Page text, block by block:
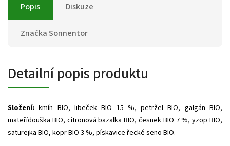
Popis Diskuze
ZnačkaSonnentor
Detailní popis produktu
Složení: kmín BIO, libeček BIO 15 %, petržel BIO, galgán BIO,
mateřídouška BIO, citronová bazalka BIO, česnek BIO 7 %, yzop BIO,
saturejka BIO, kopr BIO 3 %, pískavice řecké seno BIO.